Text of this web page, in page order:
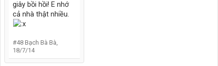
giây bồi hồi! E nhớ
cả nhà thật nhiều.
#48 Bạch Bà Bà,
18/7/14